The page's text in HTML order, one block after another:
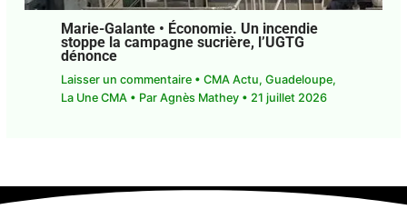
Marie-Galante • Économie. Un incendie
stoppe la campagne sucrière, l’UGTG
dénonce
Laisser un commentaire • CMA Actu, Guadeloupe,
La Une CMA • Par Agnès Mathey • 21 juillet 2026